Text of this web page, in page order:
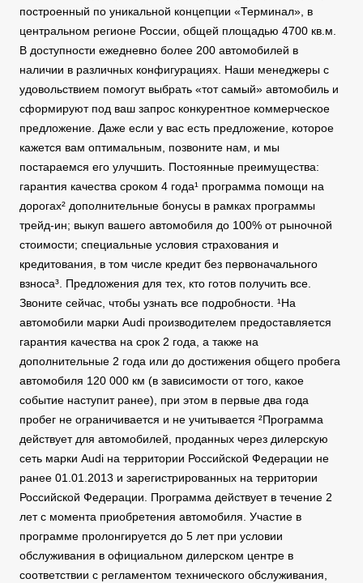
построенный по уникальной концепции «Терминал», в
центральном регионе России, общей площадью 4700 кв.м.
В доступности ежедневно более 200 автомобилей в
наличии в различных конфигурациях. Наши менеджеры с
удовольствием помогут выбрать «тот самый» автомобиль и
сформируют под ваш запрос конкурентное коммерческое
предложение. Даже если у вас есть предложение, которое
кажется вам оптимальным, позвоните нам, и мы
постараемся его улучшить. Постоянные преимущества:
гарантия качества сроком 4 года¹ программа помощи на
дорогах² дополнительные бонусы в рамках программы
трейд-ин; выкуп вашего автомобиля до 100% от рыночной
стоимости; специальные условия страхования и
кредитования, в том числе кредит без первоначального
взноса³. Предложения для тех, кто готов получить все.
Звоните сейчас, чтобы узнать все подробности. ¹На
автомобили марки Audi производителем предоставляется
гарантия качества на срок 2 года, а также на
дополнительные 2 года или до достижения общего пробега
автомобиля 120 000 км (в зависимости от того, какое
событие наступит ранее), при этом в первые два года
пробег не ограничивается и не учитывается ²Программа
действует для автомобилей, проданных через дилерскую
сеть марки Audi на территории Российской Федерации не
ранее 01.01.2013 и зарегистрированных на территории
Российской Федерации. Программа действует в течение 2
лет с момента приобретения автомобиля. Участие в
программе пролонгируется до 5 лет при условии
обслуживания в официальном дилерском центре в
соответствии с регламентом технического обслуживания,